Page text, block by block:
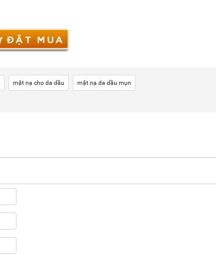
mặt nạ cho da dầu mặt nạ da dầu mụn